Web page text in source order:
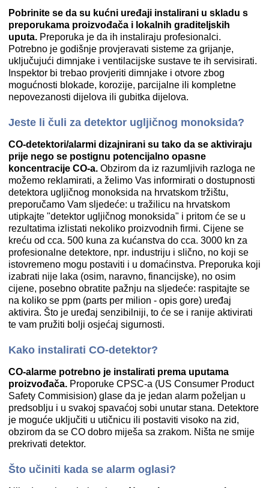
Pobrinite se da su kućni uređaji instalirani u skladu s
preporukama proizvođača i lokalnih graditeljskih
uputa. Preporuka je da ih instaliraju profesionalci.
Potrebno je godišnje provjeravati sisteme za grijanje,
uključujući dimnjake i ventilacijske sustave te ih servisirati.
Inspektor bi trebao provjeriti dimnjake i otvore zbog
mogućnosti blokade, korozije, parcijalne ili kompletne
nepovezanosti dijelova ili gubitka dijelova.
Jeste li čuli za detektor ugljičnog monoksida?
CO-detektori/alarmi dizajnirani su tako da se aktiviraju
prije nego se postignu potencijalno opasne
koncentracije CO-a. Obzirom da iz razumljivih razloga ne
možemo reklamirati, a želimo Vas informirati o dostupnosti
detektora ugljičnog monoksida na hrvatskom tržištu,
preporučamo Vam sljedeće: u tražilicu na hrvatskom
utipkajte "detektor ugljičnog monoksida" i pritom će se u
rezultatima izlistati nekoliko proizvodnih firmi. Cijene se
kreću od cca. 500 kuna za kućanstva do cca. 3000 kn za
profesionalne detektore, npr. industriju i slično, no koji se
istovremeno mogu postaviti i u domaćinstva. Preporuka koji
izabrati nije laka (osim, naravno, financijske), no osim
cijene, posebno obratite pažnju na sljedeće: raspitajte se
na koliko se ppm (parts per milion - opis gore) uređaj
aktivira. Što je uređaj senzibilniji, to će se i ranije aktivirati
te vam pružiti bolji osjećaj sigurnosti.
Kako instalirati CO-detektor?
CO-alarme potrebno je instalirati prema uputama
proizvođača. Proporuke CPSC-a (US Consumer Product
Safety Commisision) glase da je jedan alarm poželjan u
predsoblju i u svakoj spavaćoj sobi unutar stana. Detektore
je moguće uključiti u utičnicu ili postaviti visoko na zid,
obzirom da se CO dobro miješa sa zrakom. Ništa ne smije
prekrivati detektor.
Što učiniti kada se alarm oglasi?